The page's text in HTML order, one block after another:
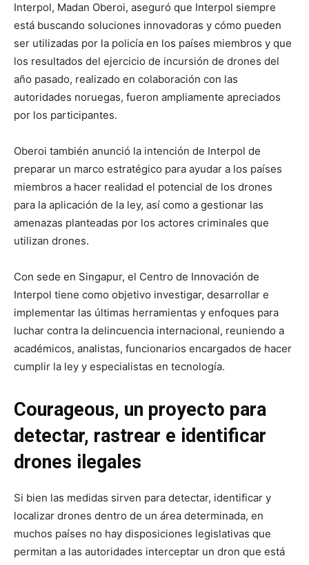
Interpol, Madan Oberoi, aseguró que Interpol siempre
está buscando soluciones innovadoras y cómo pueden
ser utilizadas por la policía en los países miembros y que
los resultados del ejercicio de incursión de drones del
año pasado, realizado en colaboración con las
autoridades noruegas, fueron ampliamente apreciados
por los participantes.
Oberoi también anunció la intención de Interpol de
preparar un marco estratégico para ayudar a los países
miembros a hacer realidad el potencial de los drones
para la aplicación de la ley, así como a gestionar las
amenazas planteadas por los actores criminales que
utilizan drones.
Con sede en Singapur, el Centro de Innovación de
Interpol tiene como objetivo investigar, desarrollar e
implementar las últimas herramientas y enfoques para
luchar contra la delincuencia internacional, reuniendo a
académicos, analistas, funcionarios encargados de hacer
cumplir la ley y especialistas en tecnología.
Courageous, un proyecto para
detectar, rastrear e identificar
drones ilegales
Si bien las medidas sirven para detectar, identificar y
localizar drones dentro de un área determinada, en
muchos países no hay disposiciones legislativas que
permitan a las autoridades interceptar un dron que está